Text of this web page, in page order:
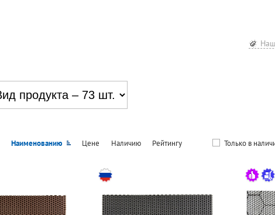
Наименованию Цене Наличию Рейтингу Только в